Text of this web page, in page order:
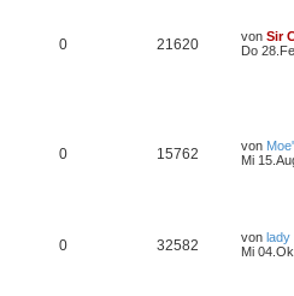
0 21620 von Sir
Do
0 15762 von
Mi
0 32582 von lady
Mi